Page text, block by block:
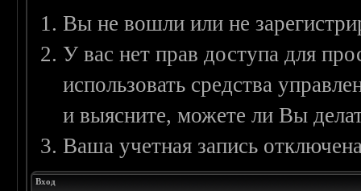
Вы не вошли или не
У вас нет прав доступа для
использовать средства
и выясните, можете ли Вы
Ваша учетная запись
Вход